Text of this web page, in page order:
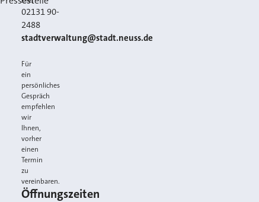
02131 90-
2488
E-MAIL
stadtverwaltung@stadt.neuss.de
Für
ein
persönliches
Gespräch
empfehlen
wir
Ihnen,
vorher
einen
Termin
zu
vereinbaren.
Öffnungszeiten